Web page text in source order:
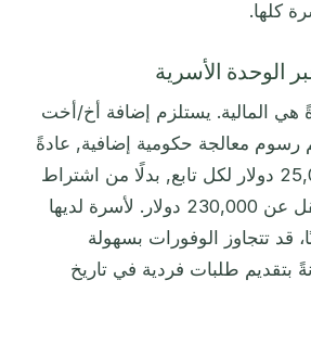
كلها.
الوحدة الأسرية
هي المالية. يستلزم إضافة أخ/أخت
رسوم معالجة حكومية إضافية, عادةً
ما بين 15,000 و25,000 دولار لكل تابع, بدلًا من اشتراط
استثمار منفصل لا يقل عن 230,000 دولار. لأسرة لديها
قد تتجاوز الوفورات بسهولة
مقارنةً بتقديم طلبات فردية في تاريخ